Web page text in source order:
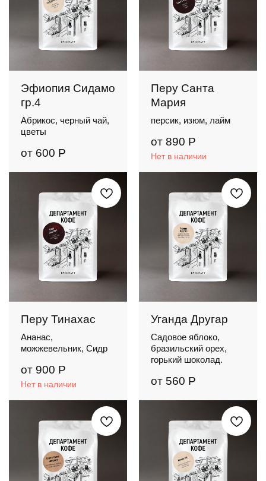
Эфиопия Сидамо
гр.4
Абрикос, черный чай,
цветы
от 600 Р
Перу Санта
Мария
персик, изюм, лайм
от 890 Р
Нет в наличии
Перу Тинахас
Ананас,
можжевельник, Сидр
от 900 Р
Нет в наличии
Уганда Другар
Садовое яблоко,
бразильский орех,
горький шоколад.
от 560 Р